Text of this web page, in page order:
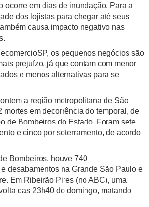
ocorre em dias de inundação. Para a
dos lojistas para chegar até seus
causa impacto negativo nas
os pequenos negócios são
prejuízo, já que contam com menor
e menos alternativas para se
a região metropolitana de São
mortes em decorrência do temporal, de
de Bombeiros do Estado. Foram sete
e cinco por soterramento, de acordo
Bombeiros, houve 740
desabamentos na Grande São Paulo e
Em Ribeirão Pires (no ABC), uma
das 23h40 do domingo, matando